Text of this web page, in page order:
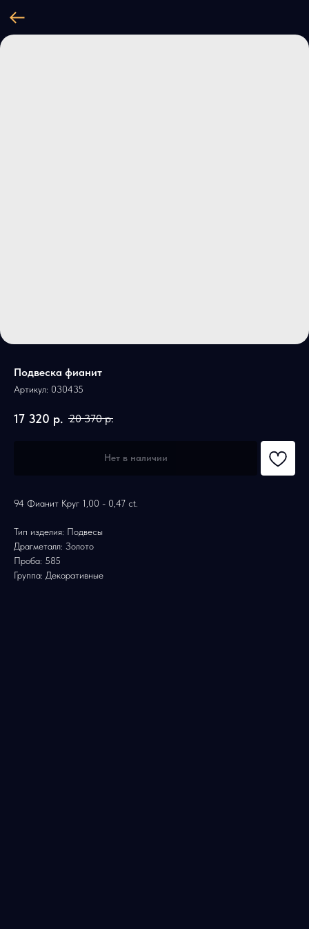
Подвеска фианит
Артикул: 030435
17 320 р. 20 370 р.
Нет в наличии
94 Фианит Круг 1,00 - 0,47 ct.
Тип изделия: Подвесы
Драгметалл: Золото
Проба: 585
Группа: Декоративные